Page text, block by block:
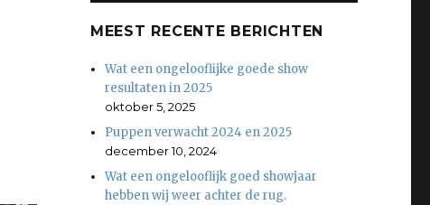
MEEST RECENTE BERICHTEN
Wat een ongelooflijke goede show
resultaten in 2025
oktober 5, 2025
Puppen verwacht 2024 en 2025
december 10, 2024
Wat een ongelooflijk goed showjaar
hebben wij weer achter de rug.